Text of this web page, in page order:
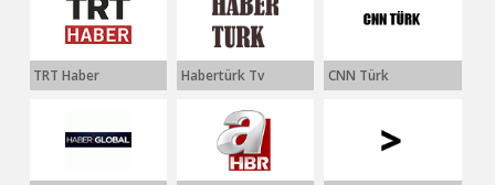
TRT Haber Habertürk Tv CNN Türk